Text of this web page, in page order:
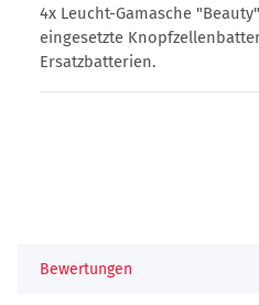
4x Leucht-Gamasche
eingesetzte
Ersatzbatterien.
Bewertungen